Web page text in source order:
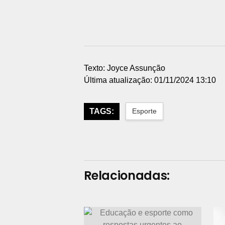
Texto: Joyce Assunção
Última atualização: 01/11/2024 13:10
TAGS: Esporte
Relacionadas: